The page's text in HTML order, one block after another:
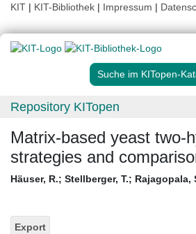
KIT | KIT-Bibliothek | Impressum |
Suche im KITopen-
Repository KITopen
Matrix-based yeast two-
strategies and
Häuser, R.; Stellberger, T.; Rajagopala,
Export